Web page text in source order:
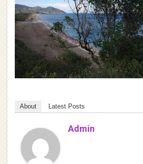
About Latest Posts
Admin